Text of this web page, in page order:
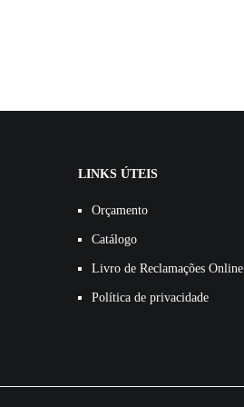
LINKS ÚTEIS
Orçamento
Catálogo
Livro de Reclamações Online
Política de privacidade